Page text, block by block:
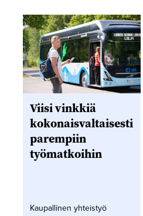
Facebookissa
Twitterissä
Linkedinissä
Viisi vinkkiä
kokonaisvaltaisesti
parempiin
työmatkoihin
Kaupallinen yhteistyö